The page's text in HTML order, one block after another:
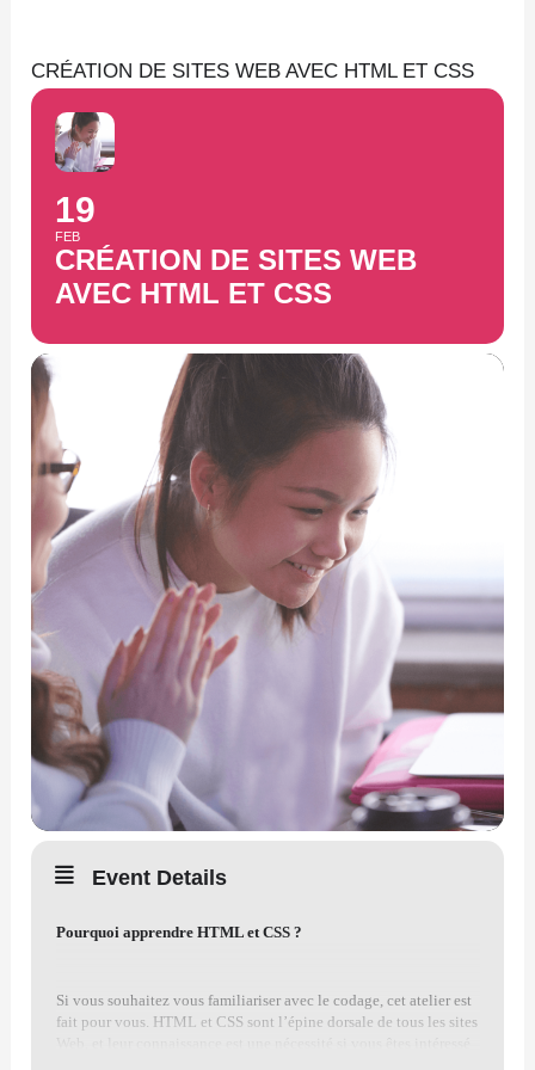
contenu
CRÉATION DE SITES WEB AVEC HTML ET CSS
19
FEB
CRÉATION DE SITES WEB
AVEC HTML ET CSS
Event Details
Pourquoi apprendre HTML et CSS ?
Si vous souhaitez vous familiariser avec le codage, cet atelier est
fait pour vous. HTML et CSS sont l’épine dorsale de tous les sites